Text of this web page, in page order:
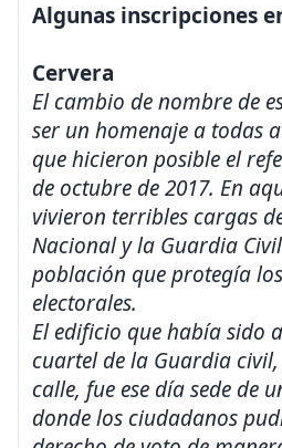
Algunas inscripciones
Cervera
El cambio de nombre de
ser un homenaje a todas
que hicieron posible el
de octubre de 2017. En
vivieron terribles cargas
Nacional y la Guardia
población que protegía
electorales.
El edificio que había sido
cuartel de la Guardia
calle, fue ese día sede de
donde los ciudadanos